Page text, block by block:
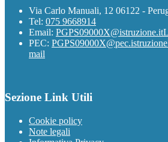
Via Carlo Manuali, 12 06122 -
Tel: 075 9668914
Email: PGPS09000X@istruzione.it
PEC:
mail
Sezione Link Utili
Cookie policy
Note legali